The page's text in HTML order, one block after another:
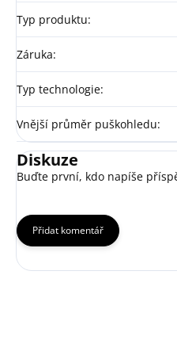
Typ produktu:
Záruka:
Typ technologie:
Vnější průměr puškohledu:
Diskuze
Buďte první, kdo napíše
Přidat komentář